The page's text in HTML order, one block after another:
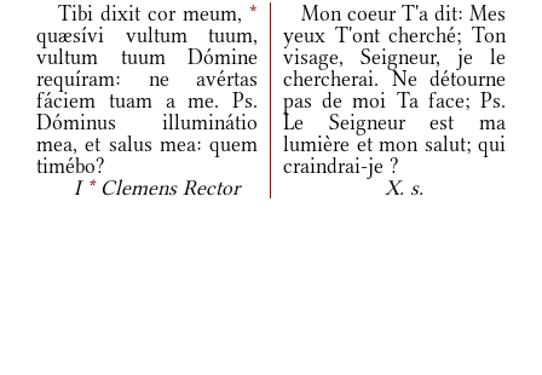
Tibi dixit cor meum, *
quæsívi vultum tuum,
vultum tuum Dómine
requíram: ne avértas
fáciem tuam a me. Ps.
Dóminus illuminátio
mea, et salus mea: quem
timébo?
Mon coeur T'a dit: Mes
yeux T'ont cherché; Ton
visage, Seigneur, je le
chercherai. Ne détourne
pas de moi Ta face; Ps.
Le Seigneur est ma
lumière et mon salut; qui
craindrai-je ?
I *Clemens Rector X. s.